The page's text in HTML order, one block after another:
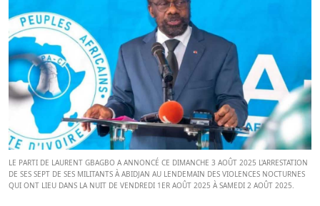
LE PARTI DE LAURENT GBAGBO A ANNONCÉ CE DIMANCHE 3 AOÛT 2025 L'ARRESTATION
DE SES SEPT DE SES MILITANTS À ABIDJAN AU LENDEMAIN DES VIOLENCES NOCTURNES
QUI ONT LIEU DANS LA NUIT DE VENDREDI 1ER AOÛT 2025 À SAMEDI 2 AOÛT 2025.